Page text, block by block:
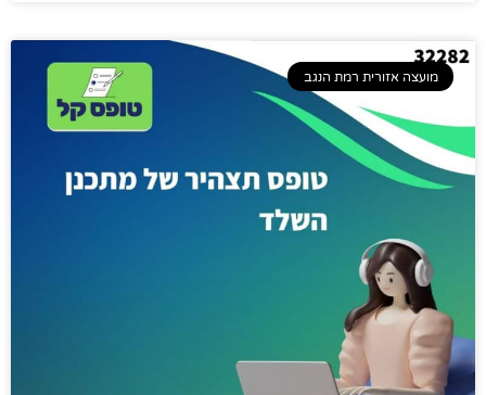
מועצה אזורית רמת הנגב